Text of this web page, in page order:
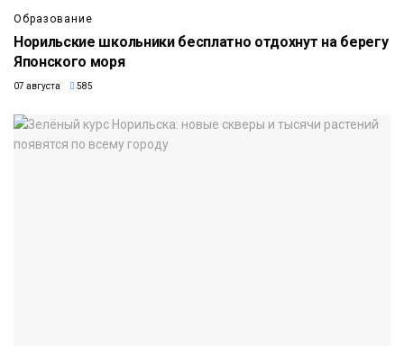
Образование
Норильские школьники бесплатно отдохнут на берегу
Японского моря
07 августа 585